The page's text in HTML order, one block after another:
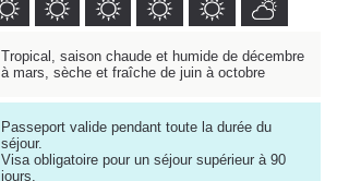
Tropical, saison chaude et humide de décembre
à mars, sèche et fraîche de juin à octobre
Passeport valide pendant toute la durée du
séjour.
Visa obligatoire pour un séjour supérieur à 90
jours.